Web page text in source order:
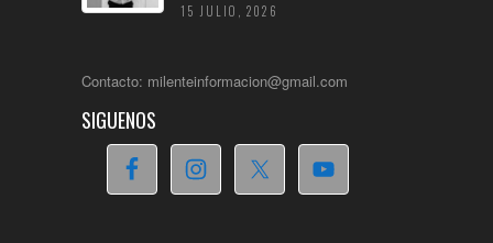
15 JULIO, 2026
Contacto: milenteinformacion@gmail.com
SIGUENOS